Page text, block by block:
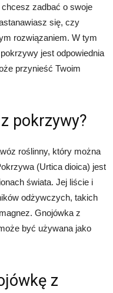
zadbać o swoje
się, czy
rozwiązaniem. W tym
jest odpowiednia
przynieść Twoim
pokrzywy?
roślinny, który można
(Urtica dioica) jest
świata. Jej liście i
odżywczych, takich
Gnojówka z
być używana jako
z